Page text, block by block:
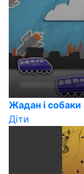
Жадан і собаки
Діти